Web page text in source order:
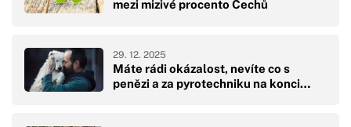
mezi mizivé procento Čechů
Máte rádi okázalost, nevíte co s
penězi a za pyrotechniku na konci…
29. 12. 2025